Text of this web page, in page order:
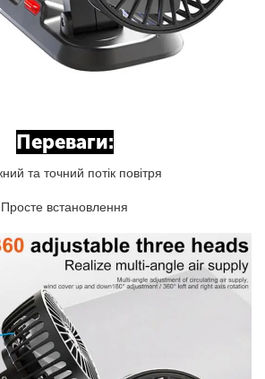
Переваги:
та точний потік повітря
Просте встановлення